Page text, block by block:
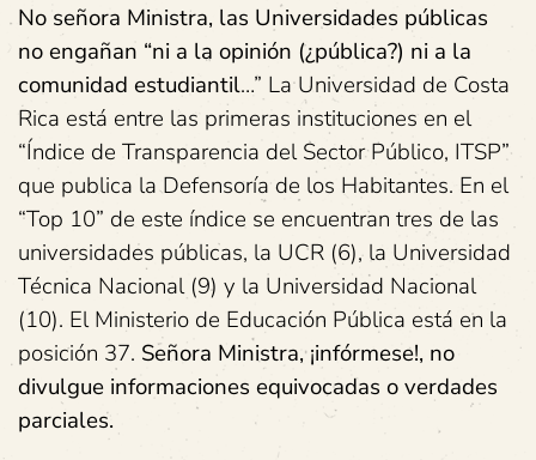
No señora Ministra, las Universidades públicas
no engañan “ni a la opinión (¿pública?) ni a la
comunidad estudiantil…” La Universidad de Costa
Rica está entre las primeras instituciones en el
“Índice de Transparencia del Sector Público, ITSP”
que publica la Defensoría de los Habitantes. En el
“Top 10” de este índice se encuentran tres de las
universidades públicas, la UCR (6), la Universidad
Técnica Nacional (9) y la Universidad Nacional
(10). El Ministerio de Educación Pública está en la
posición 37. Señora Ministra, ¡infórmese!, no
divulgue informaciones equivocadas o verdades
parciales.